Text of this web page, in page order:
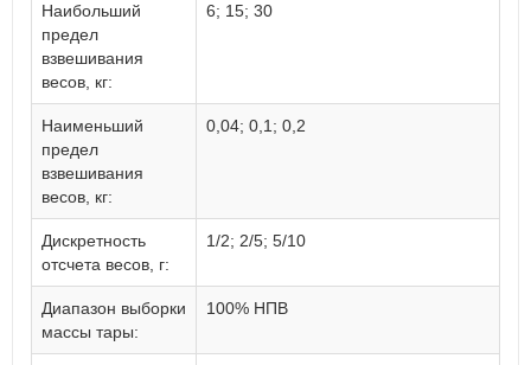
Наибольший
предел
взвешивания
весов, кг:
6; 15; 30
Наименьший
предел
взвешивания
весов, кг:
0,04; 0,1; 0,2
Дискретность
отсчета весов, г:
1/2; 2/5; 5/10
Диапазон выборки
массы тары:
100% НПВ